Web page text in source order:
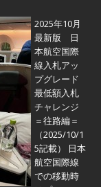
2025年10月
最新版 日
本航空国際
線入札アッ
プグレード
最低額入札
チャレンジ
＝往路編＝
（2025/10/1
5記載） 日本
航空国際線
での移動時